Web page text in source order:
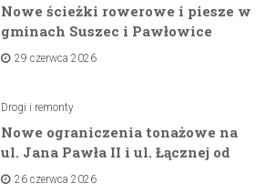
Nowe ścieżki rowerowe i piesze w
gminach Suszec i Pawłowice
dzięki unijnemu wsparciu
29 czerwca 2026
Drogi i remonty
Nowe ograniczenia tonażowe na
ul. Jana Pawła II i ul. Łącznej od
lipca 2026 roku
26 czerwca 2026